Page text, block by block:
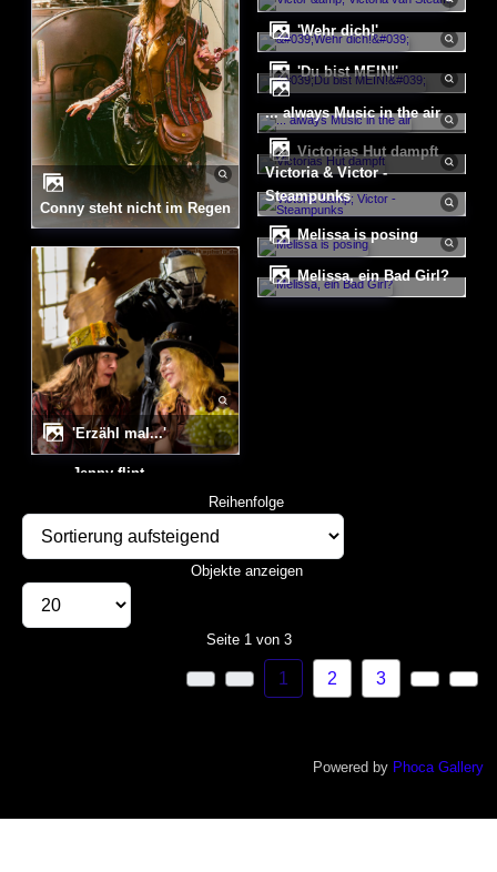
Conny steht nicht im Regen
'Erzähl mal...'
'Wehr dich!'
'Du bist MEIN!'
... always Music in the air
Victorias Hut dampft
Victoria & Victor -
Steampunks
Melissa is posing
Melissa, ein Bad Girl?
Reihenfolge
Objekte anzeigen
Seite 1 von 3
1 2 3
Powered by Phoca Gallery